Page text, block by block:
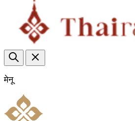
मेनू